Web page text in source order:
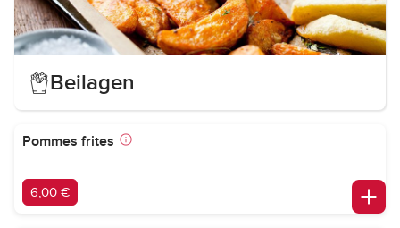
Beilagen
Pommes frites
6,00 €